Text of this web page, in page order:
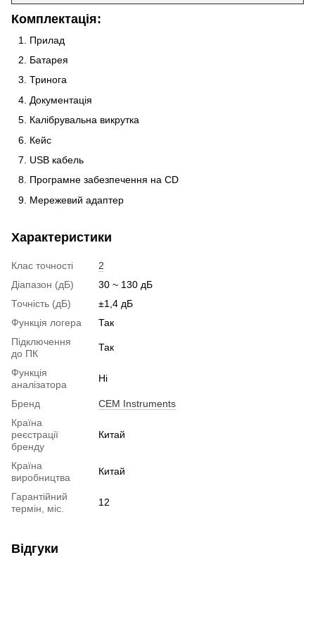
Комплектація:
Прилад
Батарея
Тринога
Документація
Калібрувальна викрутка
Кейс
USB кабель
Програмне забезпечення на CD
Мережевий адаптер
Характеристики
Клас точності
2
Діапазон (дБ)
30 ~ 130 дБ
Точність (дБ)
±1,4 дБ
Функція логера
Так
Підключення
до ПК
Так
Функція
аналізатора
Ні
Бренд
CEM Instruments
Країна
реєстрації
бренду
Китай
Країна
виробництва
Китай
Гарантійний
термін, міс.
12
Відгуки